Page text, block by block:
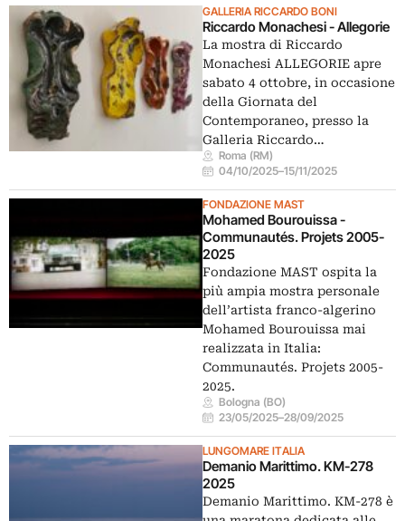
GALLERIA RICCARDO BONI
Riccardo Monachesi - Allegorie
La mostra di Riccardo
Monachesi ALLEGORIE apre
sabato 4 ottobre, in occasione
della Giornata del
Contemporaneo, presso la
Galleria Riccardo…
Roma (RM)
04/10/2025–15/11/2025
FONDAZIONE MAST
Mohamed Bourouissa -
Communautés. Projets 2005-
2025
Fondazione MAST ospita la
più ampia mostra personale
dell’artista franco-algerino
Mohamed Bourouissa mai
realizzata in Italia:
Communautés. Projets 2005-
2025.
Bologna (BO)
23/05/2025–28/09/2025
LUNGOMARE ITALIA
Demanio Marittimo. KM-278
2025
Demanio Marittimo. KM-278 è